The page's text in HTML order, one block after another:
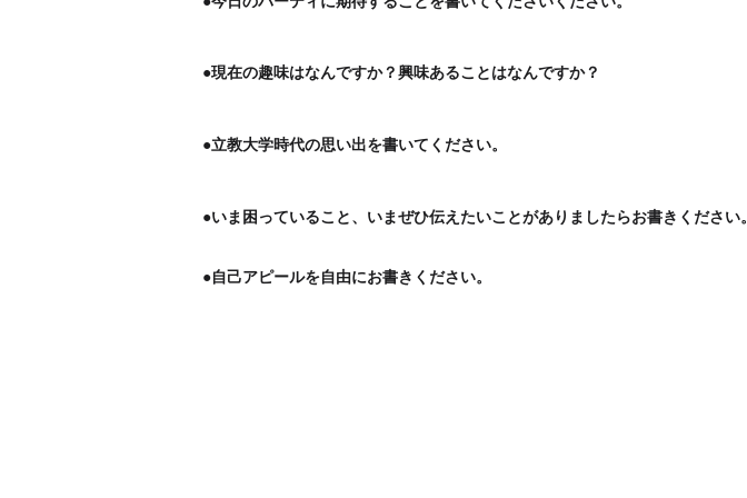
●現在の趣味はなんですか？興味あることはなんですか？
●立教大学時代の思い出を書いてください。
●いま困っていること、いまぜひ伝えたいことがありましたらお書きください。
●自己アピールを自由にお書きください。